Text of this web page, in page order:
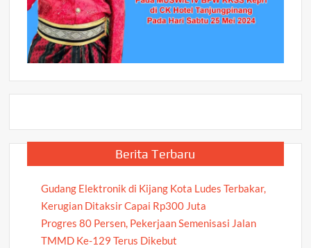
Berita Terbaru
Gudang Elektronik di Kijang Kota Ludes Terbakar,
Kerugian Ditaksir Capai Rp300 Juta
Progres 80 Persen, Pekerjaan Semenisasi Jalan
TMMD Ke-129 Terus Dikebut